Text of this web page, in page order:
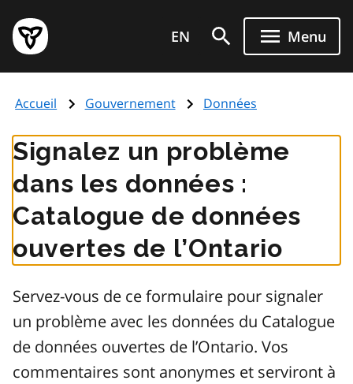
au
contenu
principal
Page
d'accueil
de
EN Menu
Accueil Gouvernement Données
Signalez un problème
dans les données :
Catalogue de données
ouvertes de l’Ontario
Servez-vous de ce formulaire pour signaler
un problème avec les données du Catalogue
de données ouvertes de l’Ontario. Vos
commentaires sont anonymes et serviront à